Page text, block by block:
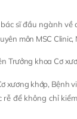
sĩ đầu ngành
môn MSC
Trưởng khoa Cơ
xương khớp, Bệnh
để không chỉ